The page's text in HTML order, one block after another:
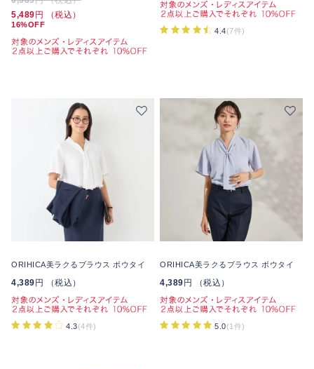
5,489 円 （税込）
16%OFF
4.4(7件)
ORIHICA美ラクるブラウス ボウタイ
4,389 円 （税込）
4.3(4件)
ORIHICA美ラクるブラウス ボウタイ
4,389 円 （税込）
5.0(1件)